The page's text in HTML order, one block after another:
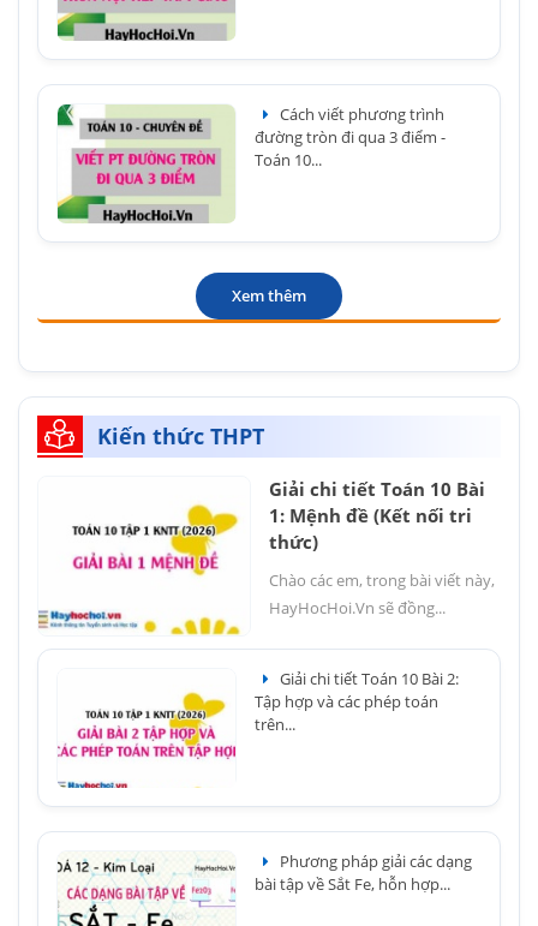
Cách viết phương trình
đường tròn đi qua 3 điểm -
Toán 10...
Xem thêm
Kiến thức THPT
Giải chi tiết Toán 10 Bài
1: Mệnh đề (Kết nối tri
thức)
Chào các em, trong bài viết này,
HayHocHoi.Vn sẽ đồng...
Giải chi tiết Toán 10 Bài 2:
Tập hợp và các phép toán
trên...
Phương pháp giải các dạng
bài tập về Sắt Fe, hỗn hợp...